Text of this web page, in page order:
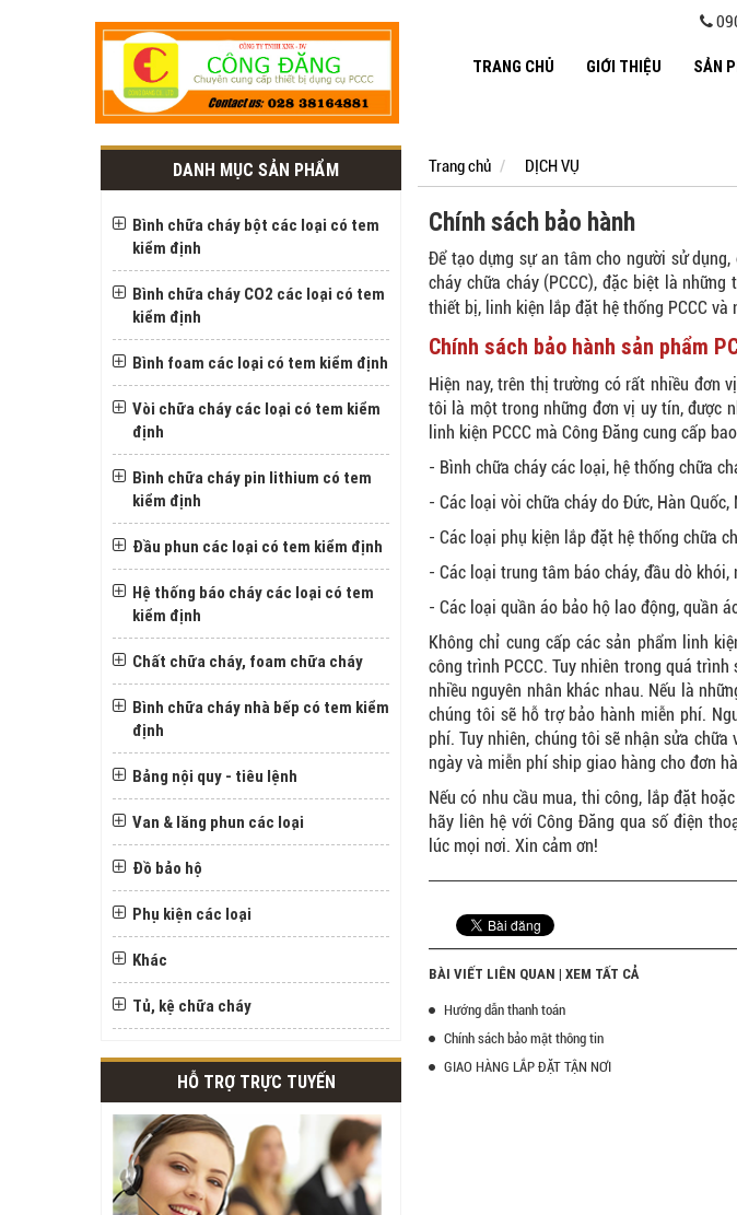
TRANG CHỦ GIỚI THIỆU SẢN
DANH MỤC SẢN PHẨM
Bình chữa cháy bột các loại có tem
kiểm định
Bình chữa cháy CO2 các loại có tem
kiểm định
Bình foam các loại có tem kiểm định
Vòi chữa cháy các loại có tem kiểm
định
Bình chữa cháy pin lithium có tem
kiểm định
Đầu phun các loại có tem kiểm định
Hệ thống báo cháy các loại có tem
kiểm định
Chất chữa cháy, foam chữa cháy
Bình chữa cháy nhà bếp có tem kiểm
định
Bảng nội quy - tiêu lệnh
Van & lăng phun các loại
Đồ bảo hộ
Phụ kiện các loại
Khác
Tủ, kệ chữa cháy
HỖ TRỢ TRỰC TUYẾN
Trang chủ DỊCH VỤ
Chính sách bảo hành
Để tạo dựng sự an tâm cho người sử
cháy chữa cháy (PCCC), đặc biệt là
thiết bị, linh kiện lắp đặt hệ thống PCCC và
Chính sách bảo hành sản phẩm
Hiện nay, trên thị trường có rất nhiều đơn
tôi là một trong những đơn vị uy tín, được
linh kiện PCCC mà Công Đăng cung cấp
- Bình chữa cháy các loại, hệ thống chữa
- Các loại vòi chữa cháy do Đức, Hàn Quốc,
- Các loại phụ kiện lắp đặt hệ thống chữa
- Các loại trung tâm báo cháy, đầu dò
- Các loại quần áo bảo hộ lao động, quần
Không chỉ cung cấp các sản phẩm linh
công trình PCCC. Tuy nhiên trong quá
nhiều nguyên nhân khác nhau. Nếu là
chúng tôi sẽ hỗ trợ bảo hành miễn phí.
phí. Tuy nhiên, chúng tôi sẽ nhận sửa
ngày và miễn phí ship giao hàng cho đơn
Nếu có nhu cầu mua, thi công, lắp đặt
hãy liên hệ với Công Đăng qua số điện
lúc mọi nơi. Xin cảm ơn!
BÀI VIẾT LIÊN QUAN | XEM TẤT CẢ
Hướng dẫn thanh toán
Chính sách bảo mật thông tin
GIAO HÀNG LẮP ĐẶT TẬN NƠI